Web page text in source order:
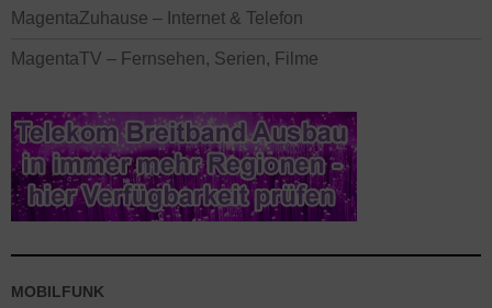
MagentaZuhause – Internet & Telefon
MagentaTV – Fernsehen, Serien, Filme
MOBILFUNK